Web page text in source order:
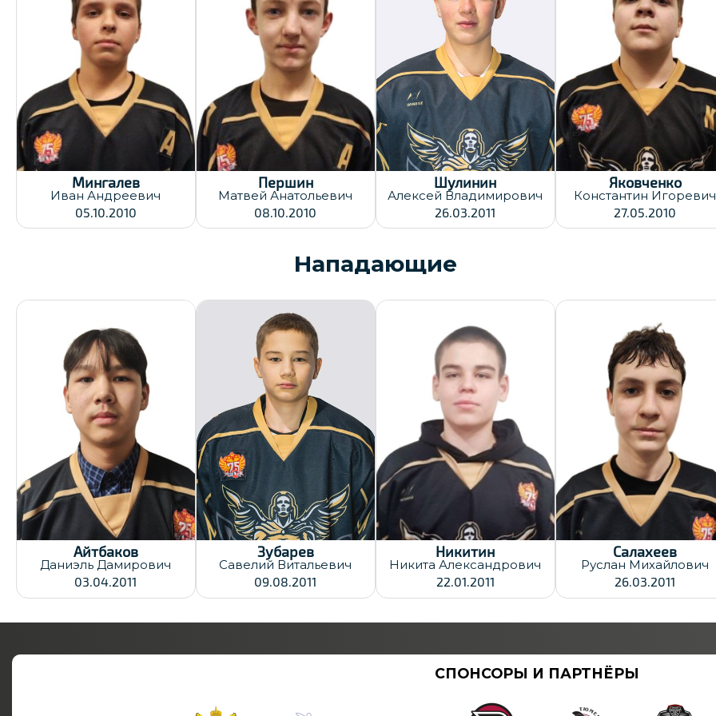
Хват клюшки:
Левый
Дата заявки:
30.12.2025
Мингалев
Иван Андреевич
05.10.2010
Хват клюшки:
Левый
Дата заявки:
30.12.2025
Першин
Матвей Анатольевич
08.10.2010
Дата заявки:
30.12.2025
Шулинин
Алексей Владимирович
26.03.2011
Хват клюшки:
Левый
Дата заявки:
30.12.2025
Яковченко
Константин Игоревич
27.05.2010
Нападающие
Дата заявки:
30.12.2025
Айтбаков
Даниэль Дамирович
03.04.2011
Дата заявки:
30.12.2025
Зубарев
Савелий Витальевич
09.08.2011
Дата заявки:
30.12.2025
Никитин
Никита Александрович
22.01.2011
Хват клюшки:
Левый
Дата заявки:
30.12.2025
Салахеев
Руслан Михайлович
26.03.2011
СПОНСОРЫ И ПАРТНЁРЫ